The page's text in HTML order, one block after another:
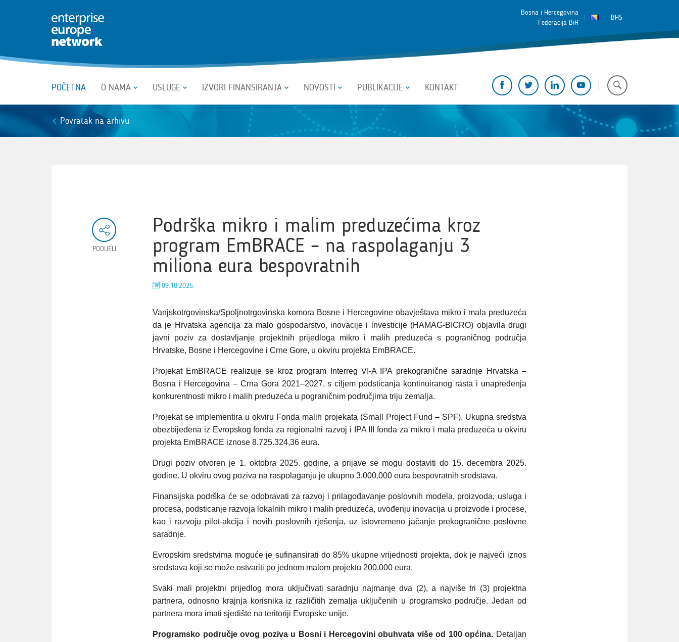
Bosna i Hercegovina
Federacija BiH
BHS
POČETNA O NAMA USLUGE IZVORI FINANSIRANJA NOVOSTI PUBLIKACIJE KONTAKT
Povratak na arhivu
Podrška mikro i malim preduzećima kroz
program EmBRACE – na raspolaganju 3
miliona eura bespovratnih
09.10.2025.
Vanjskotrgovinska/Spoljnotrgovinska komora Bosne i Hercegovine obavještava mikro i mala preduzeća
da je Hrvatska agencija za malo gospodarstvo, inovacije i investicije (HAMAG-BICRO) objavila drugi
javni poziv za dostavljanje projektnih prijedloga mikro i malih preduzeća s pograničnog područja
Hrvatske, Bosne i Hercegovine i Crne Gore, u okviru projekta EmBRACE.
Projekat EmBRACE realizuje se kroz program Interreg VI-A IPA prekogranične saradnje Hrvatska –
Bosna i Hercegovina – Crna Gora 2021–2027, s ciljem podsticanja kontinuiranog rasta i unapređenja
konkurentnosti mikro i malih preduzeća u pograničnim područjima triju zemalja.
Projekat se implementira u okviru Fonda malih projekata (Small Project Fund – SPF). Ukupna sredstva
obezbijeđena iz Evropskog fonda za regionalni razvoj i IPA III fonda za mikro i mala preduzeća u okviru
projekta EmBRACE iznose 8.725.324,36 eura.
Drugi poziv otvoren je 1. oktobra 2025. godine, a prijave se mogu dostaviti do 15. decembra 2025.
godine. U okviru ovog poziva na raspolaganju je ukupno 3.000.000 eura bespovratnih sredstava.
Finansijska podrška će se odobravati za razvoj i prilagođavanje poslovnih modela, proizvoda, usluga i
procesa, podsticanje razvoja lokalnih mikro i malih preduzeća, uvođenju inovacija u proizvode i procese,
kao i razvoju pilot-akcija i novih poslovnih rješenja, uz istovremeno jačanje prekogranične poslovne
saradnje.
Evropskim sredstvima moguće je sufinansirati do 85% ukupne vrijednosti projekta, dok je najveći iznos
sredstava koji se može ostvariti po jednom malom projektu 200.000 eura.
Svaki mali projektni prijedlog mora uključivati saradnju najmanje dva (2), a najviše tri (3) projektna
partnera, odnosno krajnja korisnika iz različitih zemalja uključenih u programsko područje. Jedan od
partnera mora imati sjedište na teritoriji Evropske unije.
Programsko područje ovog poziva u Bosni i Hercegovini obuhvata više od 100 općina. Detaljan
PODIJELI